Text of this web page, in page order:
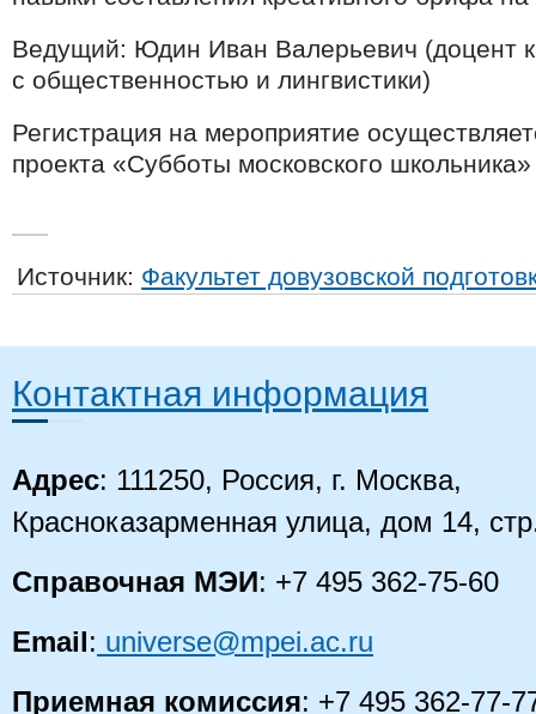
Ведущий: Юдин Иван Валерьевич (доцент
с общественностью и лингвистики)
Регистрация на мероприятие
проекта «Субботы московского
Источник: Факультет довузовской
Контактная информация
Адрес: 111250, Россия, г. Москва,
Красноказарменная улица, дом 14,
Справочная МЭИ: +7 495 362-75-60
Email: universe@mpei.ac.ru
Приемная комиссия: +7 495 362-77-